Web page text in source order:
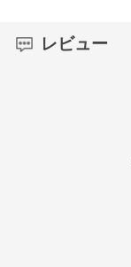
レビュー